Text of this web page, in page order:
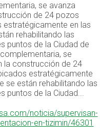
se avanza
de 24 pozos
estratégicamente en las
rehabilitando las
puntos de la Ciudad de
se
la construcción de 24
estratégicamente
se están rehabilitando las
puntos de la Ciudad...
noticia/supervisan-
en-tizimin/46301